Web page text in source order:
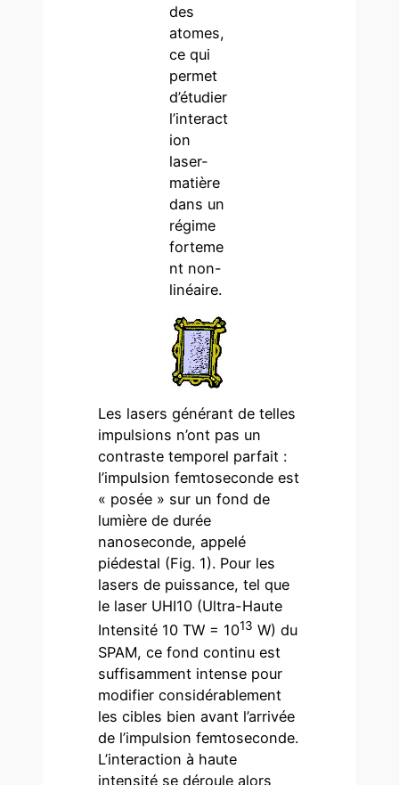
des
atomes,
ce qui
permet
d’étudier
l’interact
ion
laser-
matière
dans un
régime
forteme
nt non-
linéaire.
Les lasers générant de telles
impulsions n’ont pas un
contraste temporel parfait :
l’impulsion femtoseconde est
« posée » sur un fond de
lumière de durée
nanoseconde, appelé
piédestal (Fig. 1). Pour les
lasers de puissance, tel que
le laser UHI10 (Ultra-Haute
Intensité 10 TW = 1013 W) du
SPAM, ce fond continu est
suffisamment intense pour
modifier considérablement
les cibles bien avant l’arrivée
de l’impulsion femtoseconde.
L’interaction à haute
intensité se déroule alors